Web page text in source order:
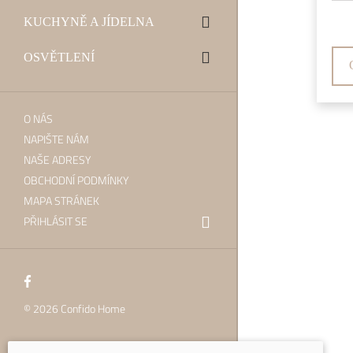
KUCHYNĚ A JÍDELNA
OSVĚTLENÍ
O NÁS
NAPIŠTE NÁM
NAŠE ADRESY
OBCHODNÍ PODMÍNKY
MAPA STRÁNEK
PŘIHLÁSIT SE
© 2026 Confido Home